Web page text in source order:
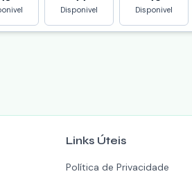
Disponivel Disponivel
Links Úteis
Política de Privacidade